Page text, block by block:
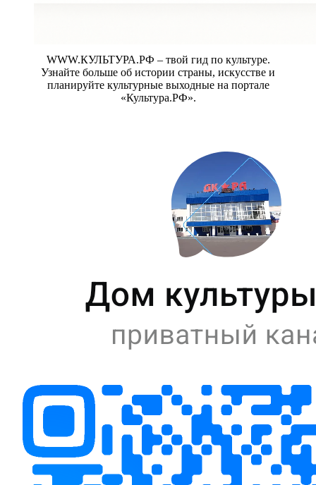
WWW.КУЛЬТУРА.РФ – твой гид по культуре.
Узнайте больше об истории страны, искусстве и
планируйте культурные выходные на портале
«Культура.РФ».